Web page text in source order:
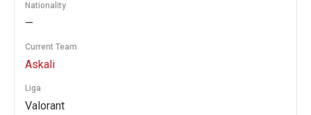
Nationality
—
Current Team
Askali
Liga
Valorant